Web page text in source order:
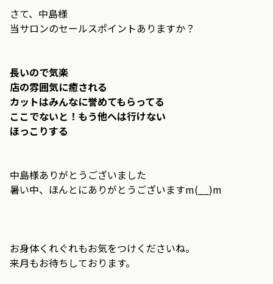
さて、中島様
当サロンのセールスポイントありますか？
長いので気楽
店の雰囲気に癒される
カットはみんなに誉めてもらってる
ここでないと！もう他へは行けない
ほっこりする
中島様ありがとうございました
暑い中、ほんとにありがとうございますm(__)m
お身体くれぐれもお気をつけくださいね。
来月もお待ちしております。